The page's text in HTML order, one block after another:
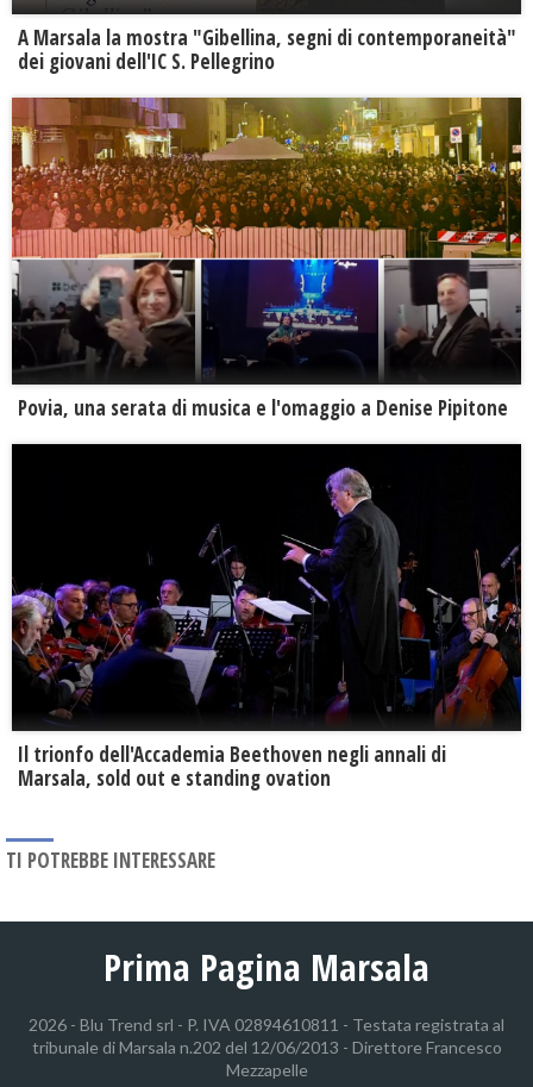
A Marsala la mostra "Gibellina, segni di contemporaneità"
dei giovani dell'IC S. Pellegrino
Povia, una serata di musica e l'omaggio a Denise Pipitone
Il trionfo dell'Accademia Beethoven negli annali di
Marsala, sold out e standing ovation
TI POTREBBE INTERESSARE
Prima Pagina Marsala
2026 - Blu Trend srl - P. IVA 02894610811 - Testata registrata al
tribunale di Marsala n.202 del 12/06/2013 - Direttore Francesco
Mezzapelle